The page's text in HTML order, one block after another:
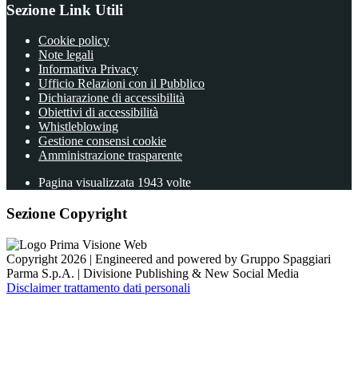
Sezione Link Utili
Cookie policy
Note legali
Informativa Privacy
Ufficio Relazioni con il Pubblico
Dichiarazione di accessibilità
Obiettivi di accessibilità
Whistleblowing
Gestione consensi cookie
Amministrazione trasparente
Pagina visualizzata 1943 volte
Sezione Copyright
Copyright 2026 | Engineered and powered by Gruppo Spaggiari
Parma S.p.A. | Divisione Publishing & New Social Media
Disclaimer trattamento dati personali